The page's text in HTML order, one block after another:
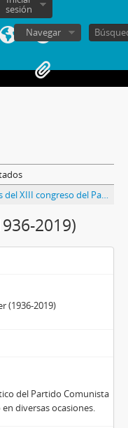
sesión
Navegar
Folleto sin portada, titulado Documentos del XIII congreso del Partido Comunista de Chile 1965 (10 al 17 de octubre de 1965), edición La unidad socialista-comunista cimiento del movimiento popular, núm., 2
2019)
(1936-2019)
del Partido Comunista
diversas ocasiones.